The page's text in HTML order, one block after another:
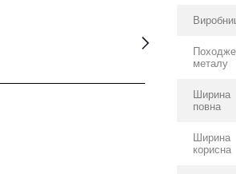
металу
Ширина
повна
Ширина
корисна